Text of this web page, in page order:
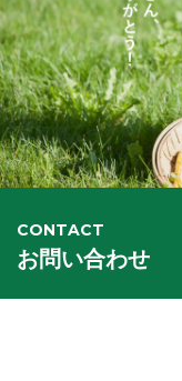
CONTACT
お問い合わせ